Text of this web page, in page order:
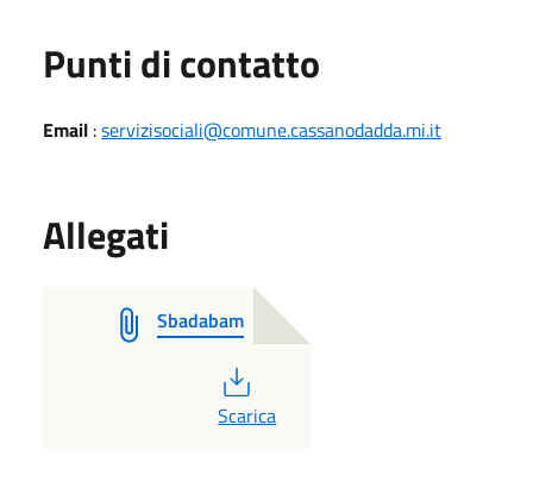
Punti di contatto
Email :servizisociali@comune.cassanodadda.mi.it
Allegati
Sbadabam
PDF
Scarica